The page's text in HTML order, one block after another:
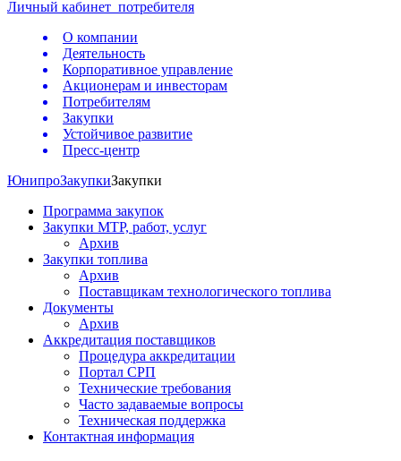
Личный кабинет потребителя
О компании
Деятельность
Корпоративное управление
Акционерам и инвесторам
Потребителям
Закупки
Устойчивое развитие
Пресс-центр
ЮнипроЗакупкиЗакупки
Программа закупок
Закупки МТР, работ, услуг
Архив
Закупки топлива
Архив
Поставщикам технологического топлива
Документы
Архив
Аккредитация поставщиков
Процедура аккредитации
Портал СРП
Технические требования
Часто задаваемые вопросы
Техническая поддержка
Контактная информация